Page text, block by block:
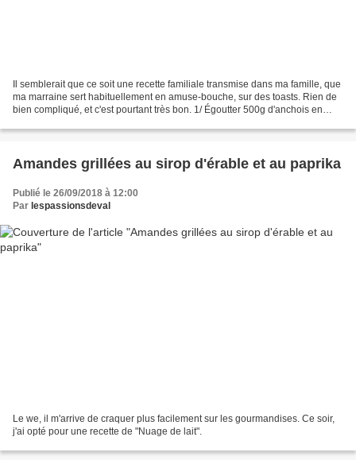
Il semblerait que ce soit une recette familiale transmise dans ma famille, que
ma marraine sert habituellement en amuse-bouche, sur des toasts. Rien de
bien compliqué, et c'est pourtant très bon. 1/ Égoutter 500g d'anchois en
Amandes grillées au sirop d'érable et au paprika
Publié le 26/09/2018 à 12:00
Par lespassionsdeval
Le we, il m'arrive de craquer plus facilement sur les gourmandises. Ce soir,
j'ai opté pour une recette de "Nuage de lait".